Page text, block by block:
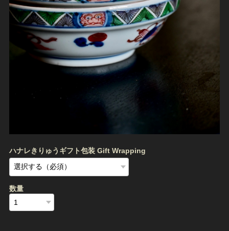
ハナレきりゅうギフト包装 Gift Wrapping
数量